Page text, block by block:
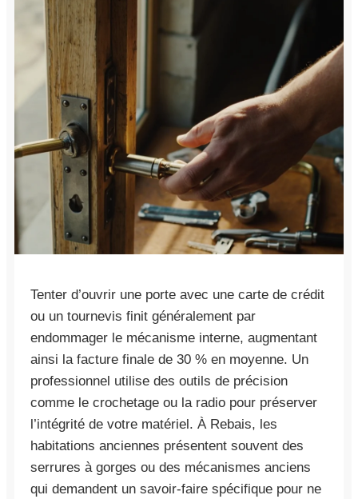
Tenter d’ouvrir une porte avec une carte de crédit
ou un tournevis finit généralement par
endommager le mécanisme interne, augmentant
ainsi la facture finale de 30 % en moyenne. Un
professionnel utilise des outils de précision
comme le crochetage ou la radio pour préserver
l’intégrité de votre matériel. À Rebais, les
habitations anciennes présentent souvent des
serrures à gorges ou des mécanismes anciens
qui demandent un savoir-faire spécifique pour ne